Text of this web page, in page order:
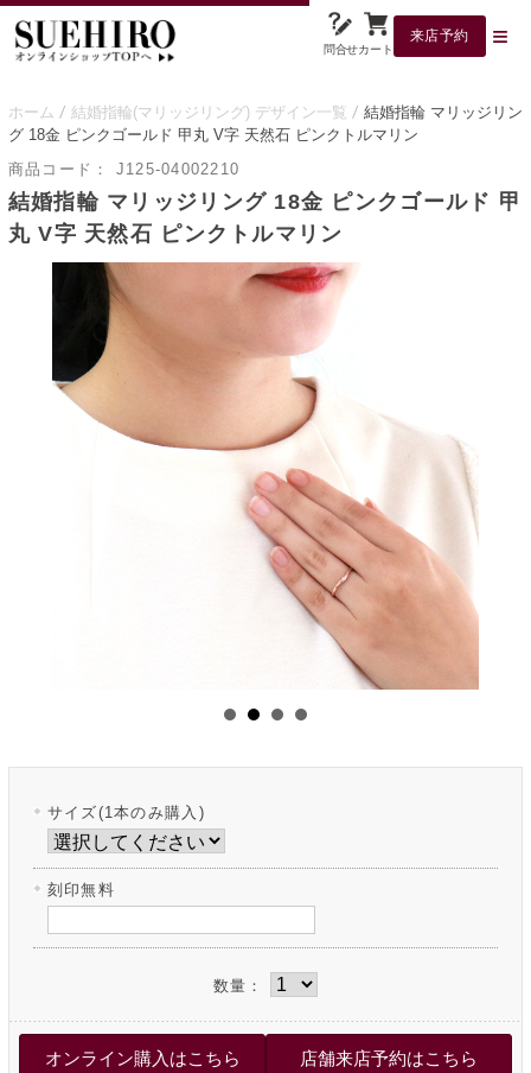
問合せカート
来店予約
ホーム 結婚指輪(マリッジリング) デザイン一覧
結婚指輪 マリッジリン
グ 18金 ピンクゴールド 甲丸 V字 天然石 ピンクトルマリン
商品コード：
J125-04002210
結婚指輪 マリッジリング 18金 ピンクゴールド 甲
丸 V字 天然石 ピンクトルマリン
サイズ(1本のみ購入)
刻印無料
数量：